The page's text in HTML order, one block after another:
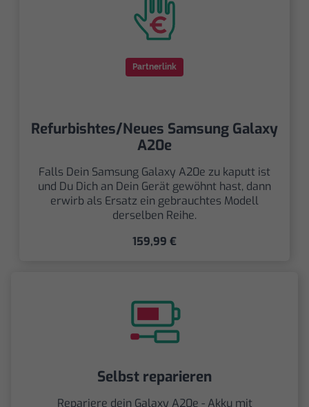
Partnerlink
Refurbishtes/Neues Samsung Galaxy
A20e
Falls Dein Samsung Galaxy A20e zu kaputt ist
und Du Dich an Dein Gerät gewöhnt hast, dann
erwirb als Ersatz ein gebrauchtes Modell
derselben Reihe.
159,99 €
Selbst reparieren
Repariere dein Galaxy A20e - Akku mit